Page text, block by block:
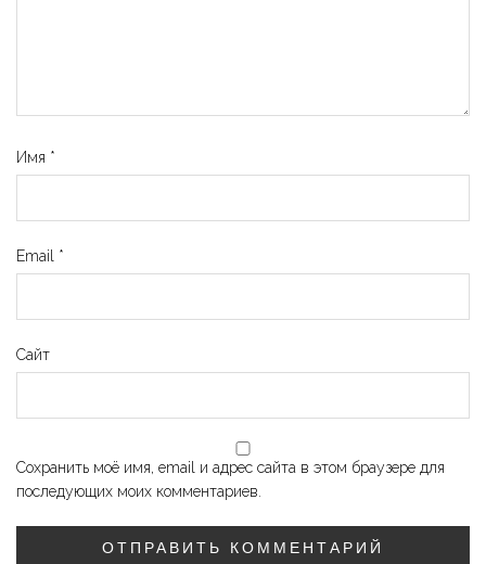
Имя *
Email *
Сайт
Сохранить моё имя, email и адрес сайта в этом браузере для
последующих моих комментариев.